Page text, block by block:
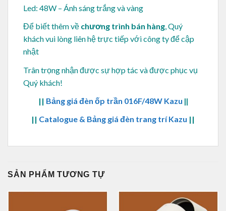
Led: 48W – Ánh sáng trắng và vàng
Để biết thêm về chương trình bán hàng, Quý
khách vui lòng liên hệ trực tiếp với công ty để cập
nhật
Trân trọng nhận được sự hợp tác và được phục vụ
Quý khách!
|| Bảng giá đèn ốp trần 016F/48W Kazu ||
|| Catalogue & Bảng giá đèn trang trí Kazu ||
SẢN PHẨM TƯƠNG TỰ